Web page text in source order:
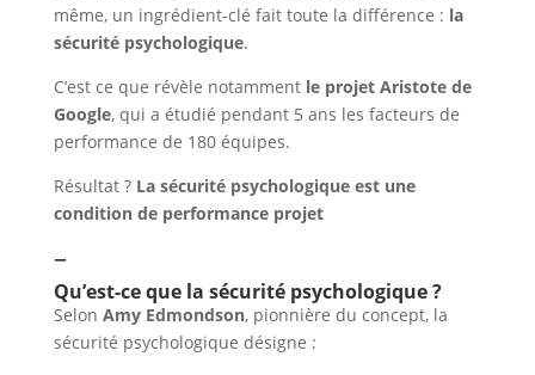
même, un ingrédient-clé fait toute la différence : la
sécurité psychologique.
C’est ce que révèle notamment le projet Aristote de
Google, qui a étudié pendant 5 ans les facteurs de
performance de 180 équipes.
Résultat ? La sécurité psychologique est une
condition de performance projet
–
Qu’est-ce que la sécurité psychologique ?
Selon Amy Edmondson, pionnière du concept, la
sécurité psychologique désigne :